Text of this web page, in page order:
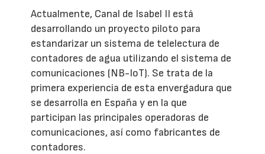
Actualmente, Canal de Isabel II está
desarrollando un proyecto piloto para
estandarizar un sistema de telelectura de
contadores de agua utilizando el sistema de
comunicaciones (NB-IoT). Se trata de la
primera experiencia de esta envergadura que
se desarrolla en España y en la que
participan las principales operadoras de
comunicaciones, así como fabricantes de
contadores.